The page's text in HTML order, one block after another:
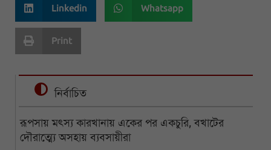
Linkedin Whatsapp
Print
নির্বাচিত
রূপসায় মৎস্য কারখানায় একের পর একচুরি, বখাটের
দৌরাত্ম্যে অসহায় ব্যবসায়ীরা